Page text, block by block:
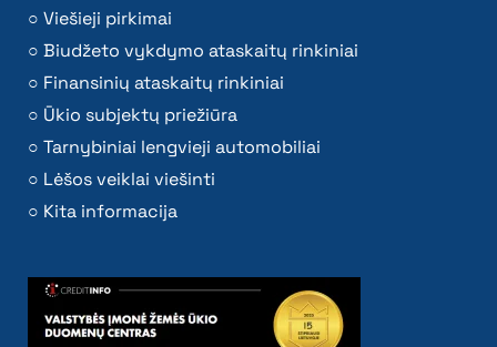
Viešieji pirkimai
Biudžeto vykdymo ataskaitų rinkiniai
Finansinių ataskaitų rinkiniai
Ūkio subjektų priežiūra
Tarnybiniai lengvieji automobiliai
Lėšos veiklai viešinti
Kita informacija